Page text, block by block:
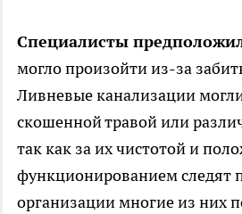
Специалисты
могло произойти из-за
Ливневые канализации
скошенной травой или
так как за их чистотой и
функционированием следят
организации многие из них